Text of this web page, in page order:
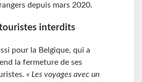
depuis mars 2020.
interdits
pour la Belgique, qui a
la fermeture de ses
« Les voyages avec un